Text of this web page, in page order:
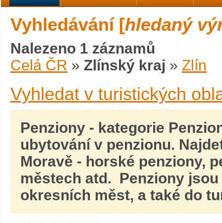
Vyhledávání [hledaný
Nalezeno 1 záznamů
Celá ČR » Zlínský kraj » Zlín
Vyhledat v turistických
Penziony - kategorie
ubytování v penzionu.
Moravě - horské penziony,
městech atd. Penziony
okresních měst, a také do